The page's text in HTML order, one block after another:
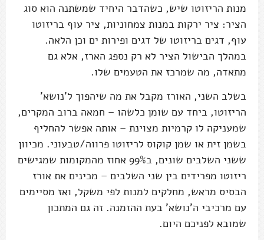
מנות הריזוטו שיש, כשהדבר היחיד שמשתנה הוא סוג
הציר: ציר ירקות במנות צמחוניות, ציר עוף בריזוטו
עוף, דגים בריזוטו של דגים ופירות ים וכן הלאה.
במהלך הבישול הציר לא רק נספג הארז, אלא גם
מתאדה, מה שמרכז את הטעמים שלו.
בשלב השני, האורז מקבל את מה שיהפוך ל'נושא'
הריזוטו, ביחד עם שומן כלשהו – חמאה ברוב המקרים,
שמעניקה לו קרמיות מצוינת – אותה אפשר להחליף
בשמן זית או שמן קוקוס לריזוטו פרווה/טבעוני. מכיוון
ששני השלבים שונים, ב99% אחוז מהמקומות שמגישים
ריזוטו מפרידים בין שני השלבים – מכינים את אורז
הבסיס מראש, מחלקים למנות לפי משקל, ואז מסיימים
עם מרכיבי ה'נושא' בעת ההזמנה. זה גם המתכון
שמובא לפניכם היום.